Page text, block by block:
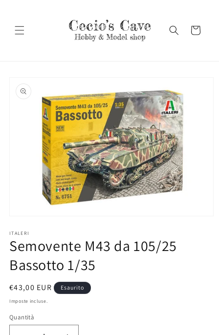
Carrello
informazioni
sul prodotto
multimediali
1
in
modale
ITALERI
Semovente M43 da 105/25
Bassotto 1/35
Prezzo
di
€43,00 EUR Esaurito
Imposte incluse.
Quantità